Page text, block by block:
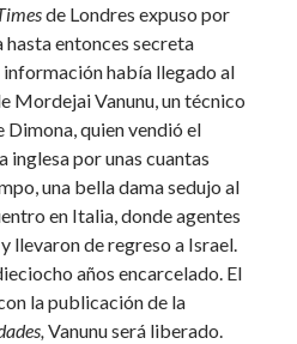
de Londres expuso por
entonces secreta
había llegado al
Mordejai Vanunu, un técnico
Dimona, quien vendió el
inglesa por unas cuantas
una bella dama sedujo al
en Italia, donde agentes
llevaron de regreso a Israel.
años encarcelado. El
la publicación de la
Vanunu será liberado.